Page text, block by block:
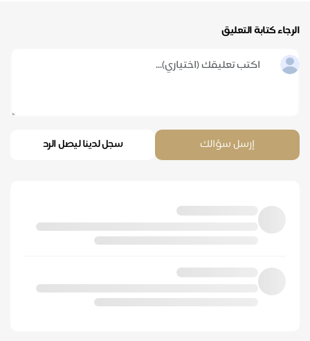
الرجاء كتابة التعليق
إرسل سؤالك سجل لدينا ليصل الرد